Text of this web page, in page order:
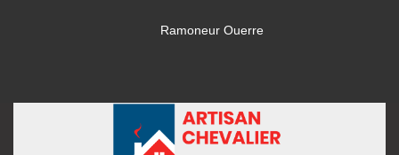
Ramoneur Ouerre